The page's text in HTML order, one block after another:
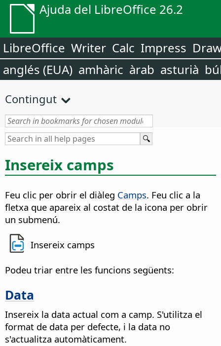
Ajuda del LibreOffice 26.2
LibreOffice Writer Calc Impress
anglés (EUA) amhàric àrab asturià
Contingut
Insereix camps
Feu clic per obrir el diàleg Camps. Feu clic a la
fletxa que apareix al costat de la icona per obrir
un submenú.
Insereix camps
Podeu triar entre les funcions següents:
Data
Insereix la data actual com a camp. S'utilitza el
format de data per defecte, i la data no
s'actualitza automàticament.